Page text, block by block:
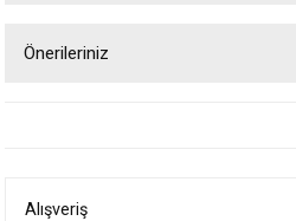
Önerileriniz
Alışveriş